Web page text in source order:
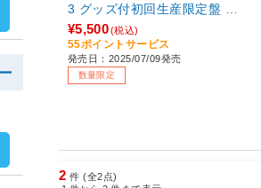
3 グッズ付初回生産限定盤 【s
of001】
¥5,500(税込)
55ポイントサービス
発売日：2025/07/09発売
数量限定
2 件 (全2点)